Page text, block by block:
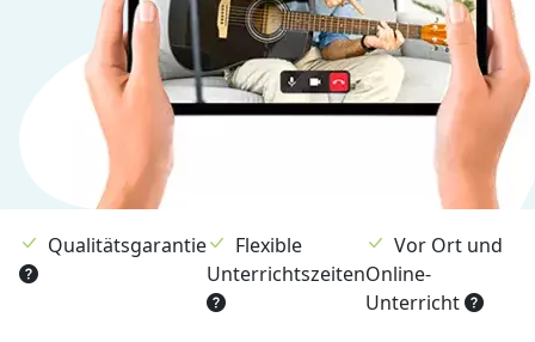
Qualitätsgarantie
Flexible
Unterrichtszeiten
Vor Ort und
Online-
Unterricht